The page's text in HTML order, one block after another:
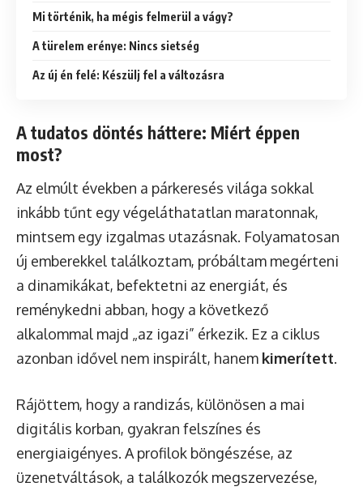
Mi történik, ha mégis felmerül a vágy?
A türelem erénye: Nincs sietség
Az új én felé: Készülj fel a változásra
A tudatos döntés háttere: Miért éppen
most?
Az elmúlt években a párkeresés világa sokkal
inkább tűnt egy végeláthatatlan maratonnak,
mintsem egy izgalmas utazásnak. Folyamatosan
új emberekkel találkoztam, próbáltam megérteni
a dinamikákat, befektetni az energiát, és
reménykedni abban, hogy a következő
alkalommal majd „az igazi” érkezik. Ez a ciklus
azonban idővel nem inspirált, hanem kimerített.
Rájöttem, hogy a randizás, különösen a mai
digitális korban, gyakran felszínes és
energiaigényes. A profilok böngészése, az
üzenetváltások, a találkozók megszervezése,